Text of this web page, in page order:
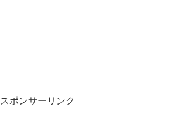
スポンサーリンク